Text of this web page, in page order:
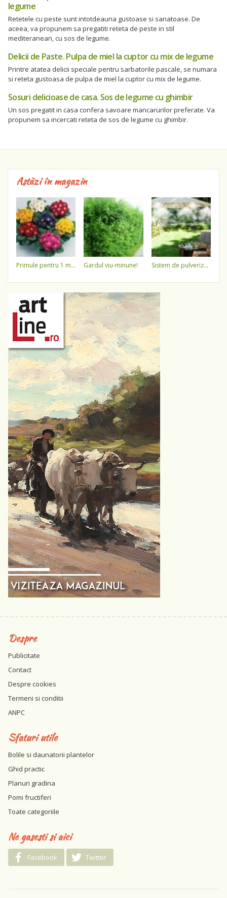
legume
Retetele cu peste sunt intotdeauna gustoase si sanatoase. De
aceea, va propunem sa pregatiti reteta de peste in stil
mediteranean, cu sos de legume.
Delicii de Paste. Pulpa de miel la cuptor cu mix de legume
Printre atatea delicii speciale pentru sarbatorile pascale, se numara
si reteta gustoasa de pulpa de miel la cuptor cu mix de legume.
Sosuri delicioase de casa. Sos de legume cu ghimbir
Un sos pregatit in casa confera savoare mancarurilor preferate. Va
propunem sa incercati reteta de sos de legume cu ghimbir.
Astăzi în magazin
primule pentru 1 martie 3,5 lei / ghiveci !!!! gardul viu-minune! sistem de pulverizare a apei
Despre
Publicitate
Contact
Despre cookies
Termeni si conditii
ANPC
Sfaturi utile
Bolile si daunatorii plantelor
Ghid practic
Planuri gradina
Pomi fructiferi
Toate categoriile
Ne gasesti si aici
Facebook Twitter